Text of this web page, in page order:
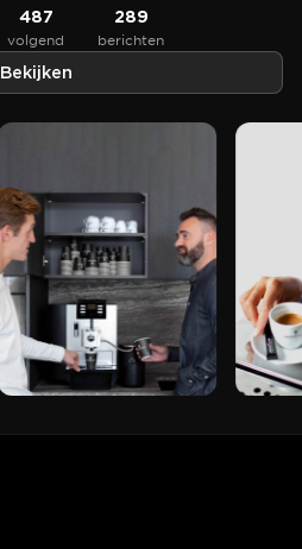
487
volgend
289
berichten
Bekijken